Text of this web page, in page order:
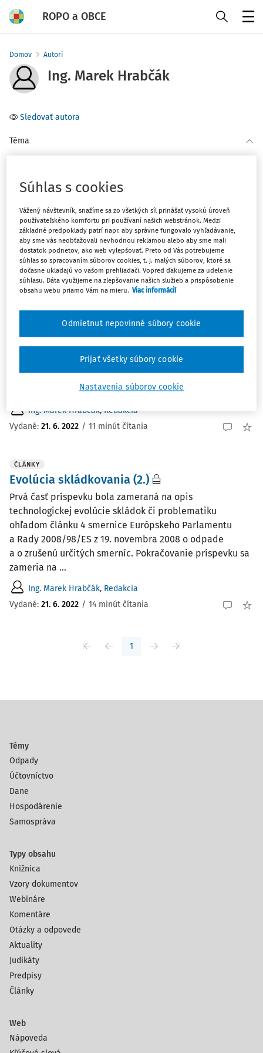
ROPO a OBCE
Domov Autori
Ing. Marek Hrabčák
Sledovať autora
Téma
Filter
Počet vyhľadaných dokumentov:2
Zoradiť podľa:
Najnovšie Najstaršie
Evolúcia skládkovania
krajiny Európy väčšinu svojho odpadu skládkovali (napr.
Francúzsko 113 miliónov ton ročne, Anglicko 90 miliónov
ton ročne, Švédsko 87 miliónov ton ročne). V
chudobnejších krajinách sveta predstavuje ...
Ing. Marek Hrabčák, Redakcia
Vydané: 21. 6. 2022 / 11 minút čítania
ČLÁNKY
Evolúcia skládkovania (2.)
Prvá časť príspevku bola zameraná na opis
technologickej evolúcie skládok či problematiku
ohľadom článku 4 smernice Európskeho Parlamentu
a Rady 2008/98/ES z 19. novembra 2008 o odpade
a o zrušenú určitých smerníc. Pokračovanie príspevku sa
zameria na ...
Ing. Marek Hrabčák, Redakcia
Vydané: 21. 6. 2022 / 14 minút čítania
1
Témy
Odpady
Účtovníctvo
Dane
Hospodárenie
Samospráva
Typy obsahu
Knižnica
Vzory dokumentov
Webináre
Komentáre
Otázky a odpovede
Aktuality
Judikáty
Predpisy
Články
Web
Nápoveda
Súhlas s cookies
Vážený návštevník, snažíme sa zo všetkých síl prinášať vysokú úroveň
používateľského komfortu pri používaní našich webstránok. Medzi
základné predpoklady patrí napr. aby správne fungovalo vyhľadávanie,
aby sme vás neobťažovali nevhodnou reklamou alebo aby sme mali
dostatok podnetov, ako web vylepšovať. Preto od Vás potrebujeme
súhlas so spracovaním súborov cookies, t. j. malých súborov, ktoré sa
dočasne ukladajú vo vašom prehliadači. Vopred ďakujeme za udelenie
súhlasu. Dáta využijeme na zlepšovanie našich služieb a prispôsobenie
obsahu webu priamo Vám na mieru. Viac informácií
Nastavenia súborov cookie
Odmietnut nepovinné súbory cookie
Prijať všetky súbory cookie